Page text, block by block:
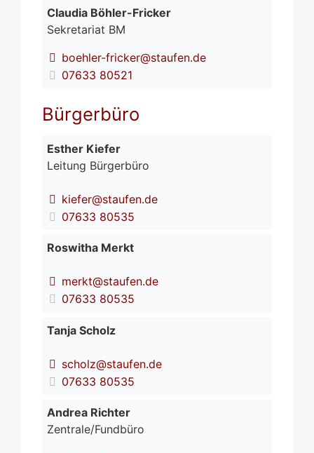
Claudia Böhler-Fricker
Sekretariat BM
boehler-fricker@staufen.de
07633 80521
Bürgerbüro
Esther Kiefer
Leitung Bürgerbüro
kiefer@staufen.de
07633 80535
Roswitha Merkt
merkt@staufen.de
07633 80535
Tanja Scholz
scholz@staufen.de
07633 80535
Andrea Richter
Zentrale/Fundbüro